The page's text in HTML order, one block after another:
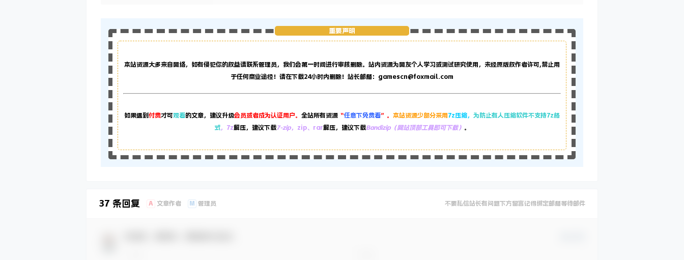
重要声明
本站资源大多来自网络，如有侵犯你的权益请联系管理员， 我们会第一时间进行审核删除。站内资源为网友个人学习或测试研究使用，未经原版权作者许可,禁止用
于任何商业途径！请在下载24小时内删除！站长邮箱：gamescn@foxmail.com
如果遇到付费才可观看的文章，建议升级会员或者成为认证用户。 全站所有资源 “任意下免费看”。 本站资源少部分采用 7z压缩， 为防止有人压缩软件不支持7z格
式，7z解压，建议下载7-zip，zip、rar解压，建议下载Bandizip（网站顶部工具即可下载） 。
37 条回复 A 文章作者 M 管理员 不要私信站长有问题下方留言记得绑定邮箱等待邮件